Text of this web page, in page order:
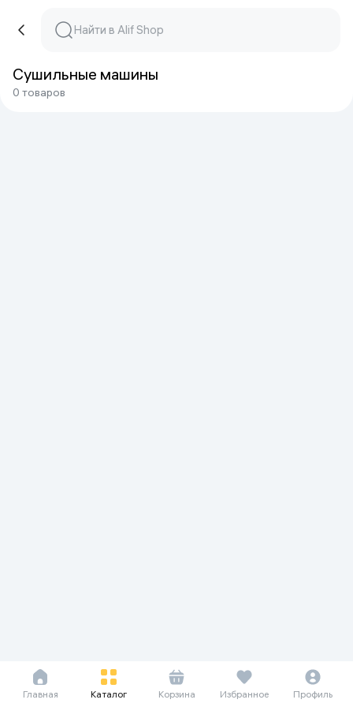
Сушильные машины
0 товаров
Главная Каталог Корзина Избранное Профиль